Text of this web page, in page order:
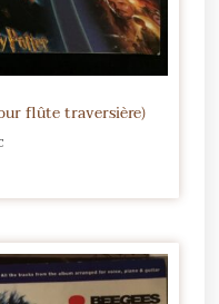
flûte traversière)